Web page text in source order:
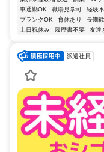
車通勤OK
職場見学可 経験
ブランクOK
育休あり 長期
土日祝休み
履歴書不要 友達
派遣社員